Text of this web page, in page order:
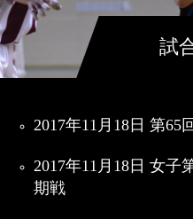
試
2017年11月18日 第65
2017年11月18日 女子
期戦